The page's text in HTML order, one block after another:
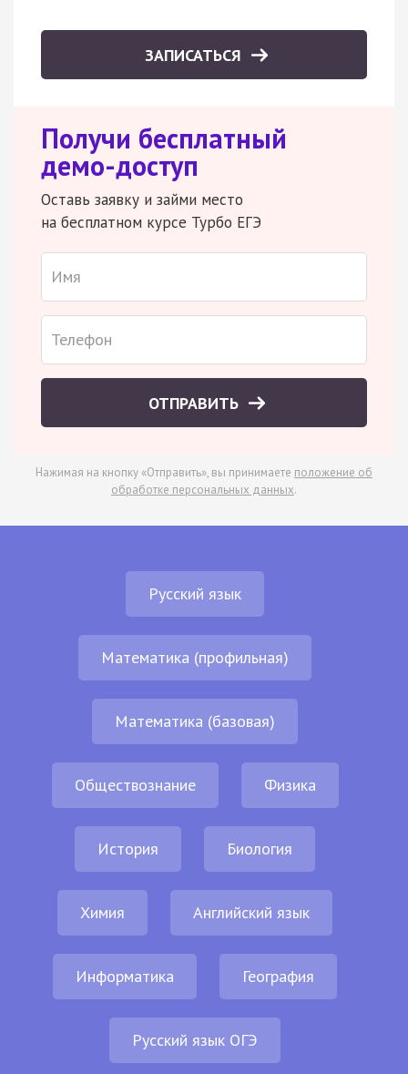
ЗАПИСАТЬСЯ
Получи бесплатный
демо-доступ
Оставь заявку и займи место
на бесплатном курсе Турбо ЕГЭ
ОТПРАВИТЬ
Нажимая на кнопку «Отправить», вы принимаете положение об
обработке персональных данных.
Русский язык
Математика (профильная)
Математика (базовая)
Обществознание Физика
История Биология
Химия Английский язык
Информатика География
Русский язык ОГЭ